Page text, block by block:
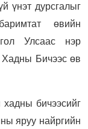
үнэт дурсгалыг
өвийн
Улсаас нэр
Бичээс өв
бичээсийг
яруу найргийн